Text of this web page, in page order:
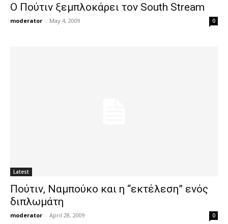
O Πούτιν ξεμπλοκάρει τον South Stream
moderator - May 4, 2009 0
Latest
Πούτιν, Ναμπούκο και η “εκτέλεση” ενός
διπλωμάτη
moderator - April 28, 2009 0